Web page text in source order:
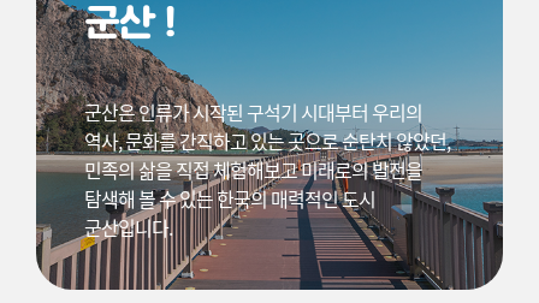
군산 !
군산은 인류가 시작된 구석기 시대부터 우리의
역사, 문화를 간직하고 있는 곳으로 순탄치 않았던,
민족의 삶을 직접 체험해보고 미래로의 발전을
탐색해 볼 수 있는 한국의 매력적인 도시
군산입니다.